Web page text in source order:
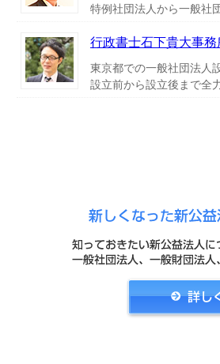
特例社団法人から一般社
行政書士石下貴大事務
東京都での一般社団法人
設立前から設立後まで全